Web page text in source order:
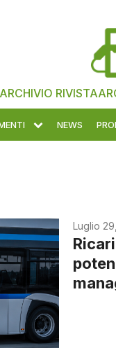
ARCHIVIO RIVISTA
NEWS
Luglio